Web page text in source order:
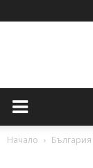
Начало България